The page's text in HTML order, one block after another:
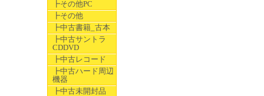
┣その他PC
┣その他
┣中古書籍_古本
┣中古サントラ
CDDVD
┣中古レコード
┣中古ハード周辺
機器
┣中古未開封品